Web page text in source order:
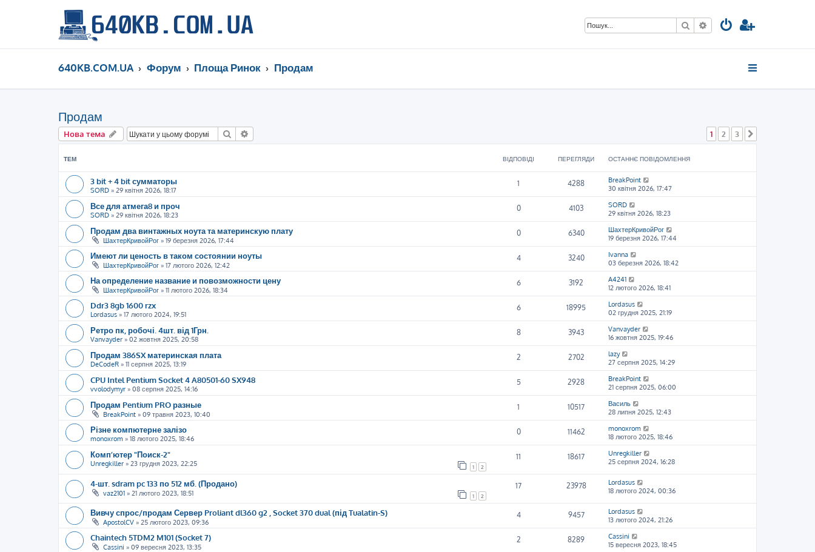
ПошукРозширений пошук
640KB.COM.UA Форум Площа Ринок Продам
Продам
Нова тема Пошук 1 2 3
ТЕМ ВІДПОВІДІ ПЕРЕГЛЯДИ ОСТАННЄ ПОВІДОМЛЕННЯ
3 bit + 4 bit сумматоры
SORD » 29 квітня 2026, 18:17
1 4288
BreakPoint
30 квітня 2026, 17:47
Все для атмега8 и проч
SORD » 29 квітня 2026, 18:23
0 4103
SORD
29 квітня 2026, 18:23
Продам два винтажных ноута та материнскую плату
ШахтерКривойРог » 19 березня 2026, 17:44
0 6340
ШахтерКривойРог
19 березня 2026, 17:44
Имеют ли ценость в таком состоянии ноуты
ШахтерКривойРог » 17 лютого 2026, 12:42
4 3240
Ivanna
03 березня 2026, 18:42
На определение название и повозможности цену
ШахтерКривойРог » 11 лютого 2026, 18:34
6 3192
A4241
12 лютого 2026, 18:41
Ddr3 8gb 1600 rzx
Lordasus » 17 лютого 2024, 19:51
6 18995
Lordasus
02 грудня 2025, 21:19
Ретро пк, робочі. 4шт. від 1Грн.
Vanvayder » 02 жовтня 2025, 20:58
8 3943
Vanvayder
16 жовтня 2025, 19:46
Продам 386SX материнская плата
DeCodeR » 11 серпня 2025, 13:19
2 2702
lazy
27 серпня 2025, 14:29
CPU Intel Pentium Socket 4 A80501-60 SX948
vvolodymyr » 08 серпня 2025, 14:16
5 2928
BreakPoint
21 серпня 2025, 06:00
Продам Pentium PRO разные
BreakPoint » 09 травня 2023, 10:40
1 10517
Василь
28 липня 2025, 12:43
Різне компютерне залізо
monoxrom » 18 лютого 2025, 18:46
0 11462
monoxrom
18 лютого 2025, 18:46
Комп’ютер "Поиск-2"
Unregkiller » 23 грудня 2023, 22:25 1 2
11 18617
Unregkiller
25 серпня 2024, 16:28
4-шт. sdram pc 133 по 512 мб. (Продано)
vaz2101 » 21 лютого 2023, 18:51 1 2
17 23978
Lordasus
18 лютого 2024, 00:36
Вивчу спрос/продам Сервер Proliant dl360 g2 , Socket 370 dual (під Tualatin-S)
ApostolCV » 25 лютого 2023, 09:36
4 9457
Lordasus
13 лютого 2024, 21:26
Chaintech 5TDM2 M101 (Socket 7)
Cassini » 09 вересня 2023, 13:35
2 8289
Cassini
15 вересня 2023, 18:45